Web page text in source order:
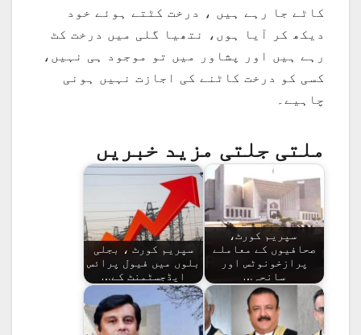
کاٹے جا رہے ہیں ، درخت کٹتے ہوئے خود
دیکھ کر آیا ہوں، نتھیا گلی میں درخت کٹ
رہے ہیں اور پشاور میں تو موجود ہی نہیں،
کسی کو درخت کاٹنے کی اجازت نہیں ہونی
چاہیے۔
ملتی جلتی مزید خبریں
سپریم کورٹ،
صحافیوں کے معاملے
پرازخونوٹس اور
سانحہ…
سپریم کورٹ ، بجلی
بلوں میں فیول پرائس
ایڈجسٹمنٹ کے…